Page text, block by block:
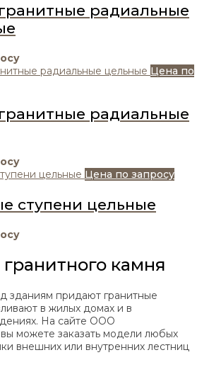
радиальные
Цена по
радиальные
Цена по запросу
ступени цельные
камня
зданиям придают гранитные
в жилых домах и в
На сайте ООО
можете заказать модели любых
внешних или внутренних лестниц